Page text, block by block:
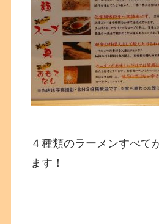
４種類のラーメンすべて
ます！